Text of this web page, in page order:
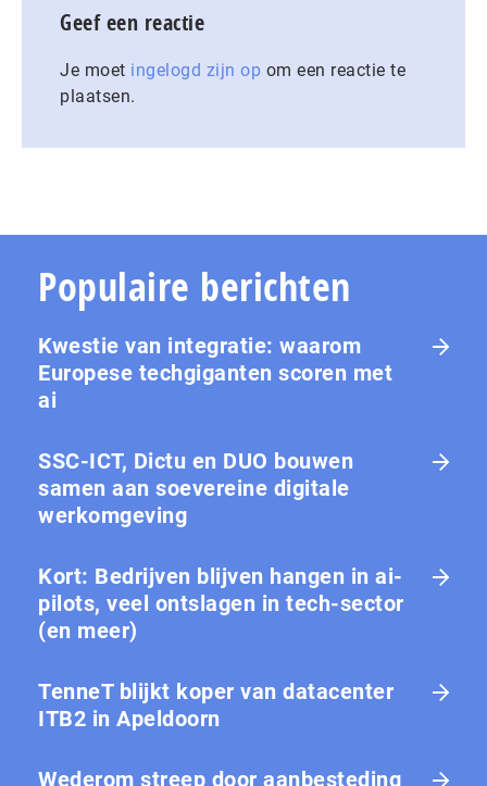
Geef een reactie
Je moet ingelogd zijn op om een reactie te
plaatsen.
Populaire berichten
Kwestie van integratie: waarom
Europese tech­gi­gan­ten scoren met
ai
SSC-ICT, Dictu en DUO bouwen
samen aan soevereine digitale
werkomgeving
Kort: Bedrijven blijven hangen in ai-
pilots, veel ontslagen in tech-sector
(en meer)
TenneT blijkt koper van datacenter
ITB2 in Apeldoorn
Wederom streep door aanbesteding